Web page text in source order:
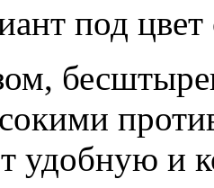
под цвет
удобную и